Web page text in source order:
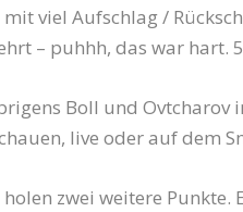
mit viel Aufschlag /
– puhhh, das war hart.
Boll und Ovtcharov
live oder auf dem
zwei weitere